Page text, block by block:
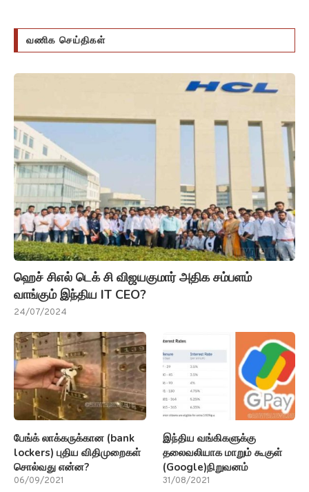
வணிக செய்திகள்
ஹெச் சிஎல் டெக் சி விஜயகுமார் அதிக சம்பளம்
வாங்கும் இந்திய IT CEO?
24/07/2024
பேங்க் லாக்கருக்கான (bank
lockers) புதிய விதிமுறைகள்
சொல்வது என்ன?
06/09/2021
இந்திய வங்கிகளுக்கு
தலைவலியாக மாறும் கூகுள்
(Google)நிறுவனம்
31/08/2021